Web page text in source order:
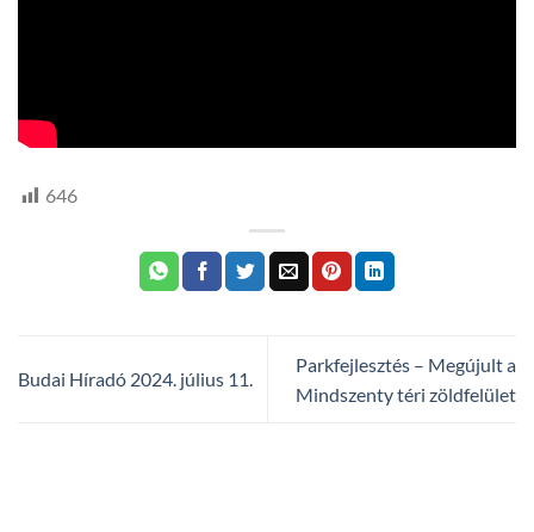
646
Budai Híradó 2024. július 11.
Parkfejlesztés – Megújult a
Mindszenty téri zöldfelület